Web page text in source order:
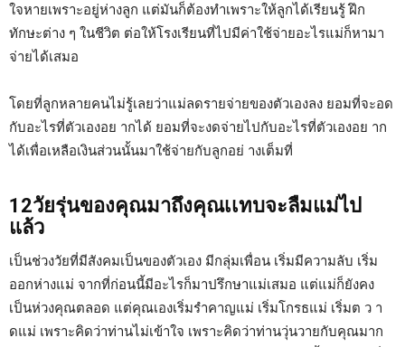
ใจหายเพราะอยู่ห่างลูก แต่มันก็ต้องทำเพราะให้ลูกได้เรียนรู้ ฝึก
ทักษะต่าง ๆ ในชีวิต ต่อให้โรงเรียนที่ไปมีค่าใช้จ่ายอะไรแม่ก็หามา
จ่ายได้เสมอ
โดยที่ลูกหลายคนไม่รู้เลยว่าแม่ลดรายจ่ายของตัวเองลง ยอมที่จะอด
กับอะไรที่ตัวเองอย ากได้ ยอมที่จะงดจ่ายไปกับอะไรที่ตัวเองอย าก
ได้เพื่อเหลือเงินส่วนนั้นมาใช้จ่ายกับลูกอย่ างเต็มที่
12วัยรุ่นของคุณมาถึงคุณเเทบจะลืมแม่ไป
แล้ว
เป็นช่วงวัยที่มีสังคมเป็นของตัวเอง มีกลุ่มเพื่อน เริ่มมีความลับ เริ่ม
ออกห่างแม่ จากที่ก่อนนี้มีอะไรก็มาปรึกษาแม่เสมอ แต่แม่ก็ยังคง
เป็นห่วงคุณตลอด แต่คุณเองเริ่มรำคาญแม่ เริ่มโกรธแม่ เริ่มต ว า
ดแม่ เพราะคิดว่าท่านไม่เข้าใจ เพราะคิดว่าท่านวุ่นวายกับคุณมาก